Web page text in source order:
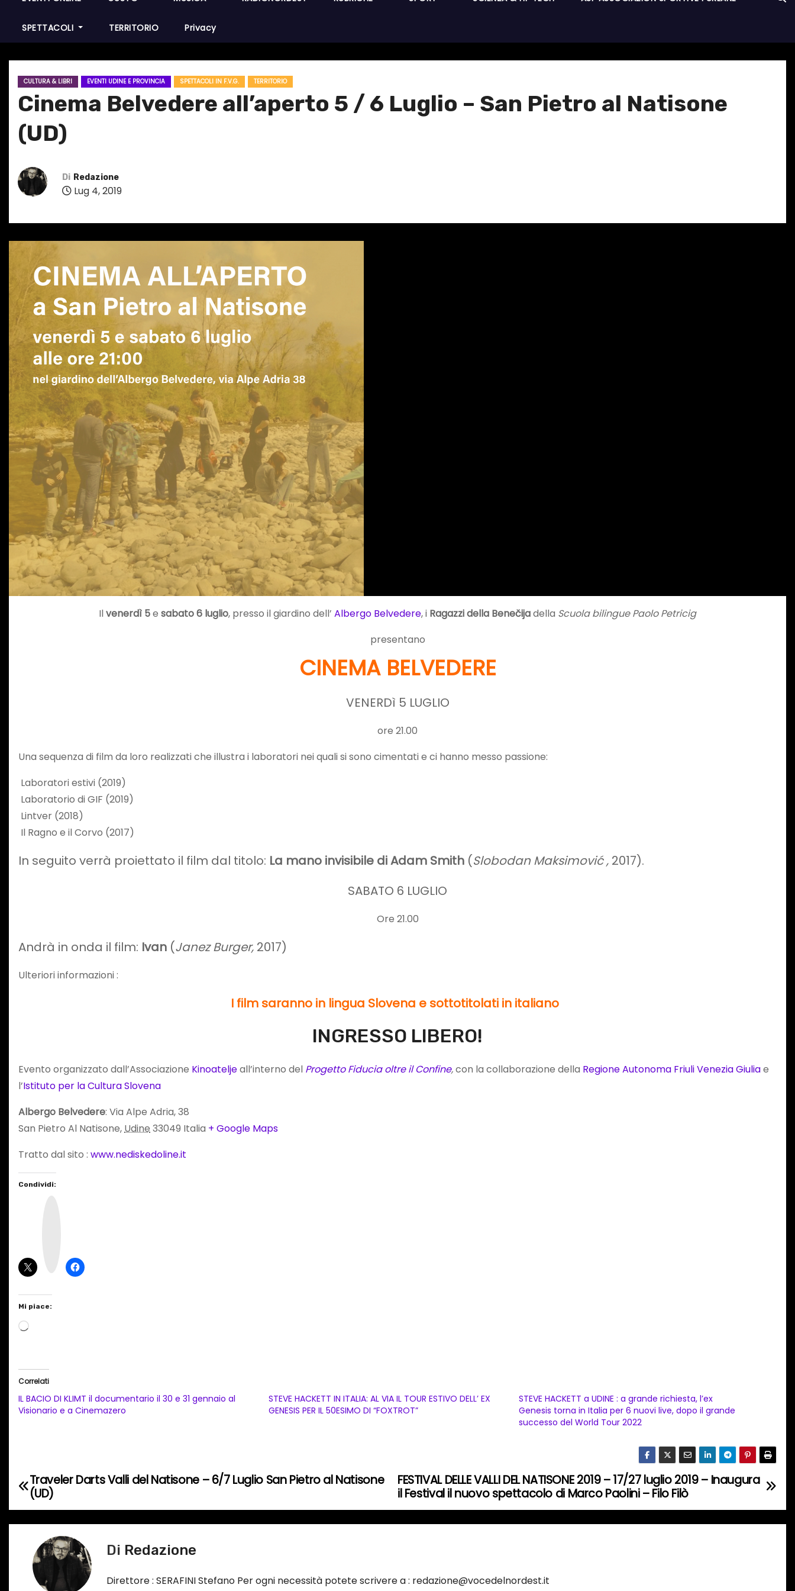
SPETTACOLI TERRITORIO Privacy
CULTURA & LIBRI EVENTI UDINE E PROVINCIA SPETTACOLI IN F.V.G. TERRITORIO
Cinema Belvedere all’aperto 5 / 6 Luglio – San Pietro al Natisone
(UD)
Di Redazione
Lug 4, 2019
Ilvenerdì 5e sabato 6 luglio, presso il giardino dell’ Albergo Belvedere, i Ragazzi della Benečijadella Scuola bilingue Paolo Petricig
presentano
CINEMA BELVEDERE
VENERDì 5 LUGLIO
ore 21.00
Una sequenza di film da loro realizzati che illustra i laboratori nei quali si sono cimentati e ci hanno messo passione:
Laboratori estivi (2019)
Laboratorio di GIF (2019)
Lintver (2018)
Il Ragno e il Corvo (2017)
In seguito verrà proiettato il film dal titolo: La mano invisibile di Adam Smith (Slobodan Maksimović , 2017).
SABATO 6 LUGLIO
Ore 21.00
Andrà in onda il film: Ivan (Janez Burger, 2017)
Ulteriori informazioni :
I film saranno in lingua Slovena e sottotitolati in italiano
INGRESSO LIBERO!
Evento organizzato dall’Associazione Kinoateljeall’interno del Progetto Fiducia oltre il Confine,con la collaborazione della Regione Autonoma Friuli Venezia Giuliae
l’Istituto per la Cultura Slovena
Albergo Belvedere: Via Alpe Adria, 38
San Pietro Al Natisone,Udine33049 Italia + Google Maps
Tratto dal sito : www.nediskedoline.it
Condividi:
Mi piace:
C
a
t
o
i
n
o
Correlati
IL BACIO DI KLIMT il documentario il 30 e 31 gennaio al
Visionario e a Cinemazero
STEVE HACKETT IN ITALIA: AL VIA IL TOUR ESTIVO DELL’ EX
GENESIS PER IL 50ESIMO DI “FOXTROT”
STEVE HACKETT a UDINE : a grande richiesta, l’ex
Genesis torna in Italia per 6 nuovi live, dopo il grande
successo del World Tour 2022
N
a
FESTIVAL DELLE VALLI DEL NATISONE 2019 – 17/27 luglio 2019 – Inaugura
il Festival il nuovo spettacolo di Marco Paolini – Filo Filò
Traveler Darts Valli del Natisone – 6/7 Luglio San Pietro al Natisone
(UD)
Di Redazione
Direttore : SERAFINI Stefano Per ogni necessità potete scrivere a : redazione@vocedelnordest.it